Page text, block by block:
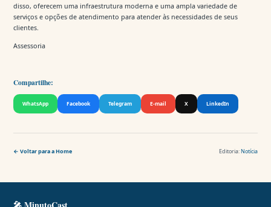
disso, oferecem uma infraestrutura moderna e uma ampla variedade de
serviços e opções de atendimento para atender às necessidades de seus
clientes.
Assessoria
Compartilhe:
WhatsApp Facebook Telegram E-mail X LinkedIn
← Voltar para a Home Editoria:Notícia